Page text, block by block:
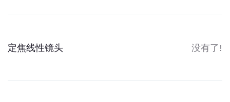
定焦线性镜头 没有了!